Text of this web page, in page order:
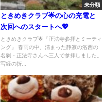
未分類
ときめきクラブ🌟の心の充電と
次回へのスタートへ💖
ときめきクラブ🌟『正法寺参拝とミーティ
ング』 春雨の中、清まった静寂の洛西の
名刹・正法寺さんへ三人で参拝しました。
写経の折...